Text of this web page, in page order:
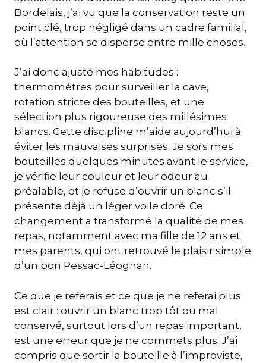
Bordelais, j’ai vu que la conservation reste un
point clé, trop négligé dans un cadre familial,
où l’attention se disperse entre mille choses.
J’ai donc ajusté mes habitudes :
thermomètres pour surveiller la cave,
rotation stricte des bouteilles, et une
sélection plus rigoureuse des millésimes
blancs. Cette discipline m’aide aujourd’hui à
éviter les mauvaises surprises. Je sors mes
bouteilles quelques minutes avant le service,
je vérifie leur couleur et leur odeur au
préalable, et je refuse d’ouvrir un blanc s’il
présente déjà un léger voile doré. Ce
changement a transformé la qualité de mes
repas, notamment avec ma fille de 12 ans et
mes parents, qui ont retrouvé le plaisir simple
d’un bon Pessac-Léognan.
Ce que je referais et ce que je ne referai plus
est clair : ouvrir un blanc trop tôt ou mal
conservé, surtout lors d’un repas important,
est une erreur que je ne commets plus. J’ai
compris que sortir la bouteille à l’improviste,